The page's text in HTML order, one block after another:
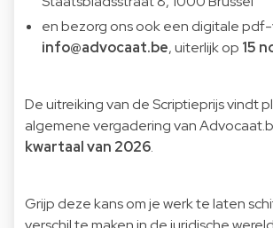
en bezorg ons ook een digitale pdf-
info@advocaat.be, uiterlijk op 15
De uitreiking van de Scriptieprijs vindt
algemene vergadering van
kwartaal van 2026.
Grijp deze kans om je werk te laten